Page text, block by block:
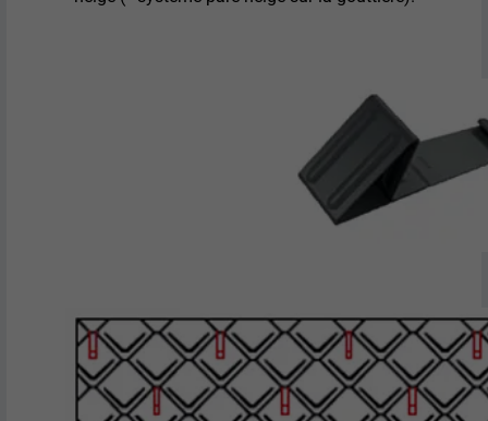
Utilisé par Google DoubleClick pour
enregistrer et signaler les actions d'un
utilisateur sur le site Internet après
l'affichage d'une annonce du
fournisseur ou après que l'utilisateur a
cliqué sur une annonce du fournisseur,
_pin_unauth
FOURNISSEUR Pinterest